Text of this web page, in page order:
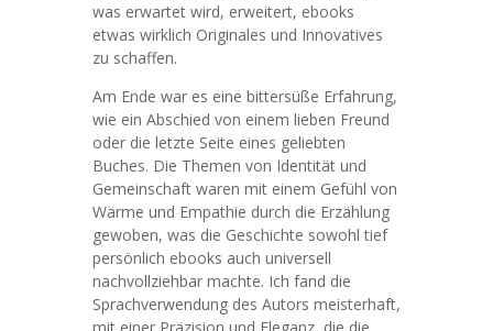
was erwartet wird, erweitert, ebooks
etwas wirklich Originales und Innovatives
zu schaffen.
Am Ende war es eine bittersüße Erfahrung,
wie ein Abschied von einem lieben Freund
oder die letzte Seite eines geliebten
Buches. Die Themen von Identität und
Gemeinschaft waren mit einem Gefühl von
Wärme und Empathie durch die Erzählung
gewoben, was die Geschichte sowohl tief
persönlich ebooks auch universell
nachvollziehbar machte. Ich fand die
Sprachverwendung des Autors meisterhaft,